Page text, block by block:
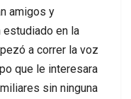
amigos y
estudiado en la
a correr la voz
que le interesara
sin ninguna